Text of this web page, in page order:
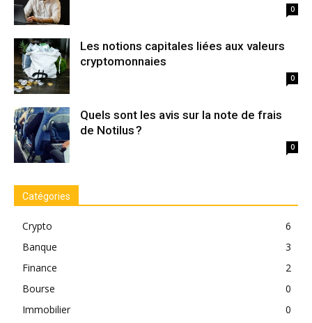
0
Les notions capitales liées aux valeurs
cryptomonnaies
0
Quels sont les avis sur la note de frais
de Notilus ?
0
Catégories
Crypto
6
Banque
3
Finance
2
Bourse
0
Immobilier
0